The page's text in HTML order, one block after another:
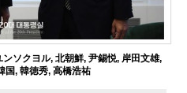
ンソクヨル, 北朝鮮, 尹錫悦, 岸田文雄,
国,韓徳秀,高橋浩祐